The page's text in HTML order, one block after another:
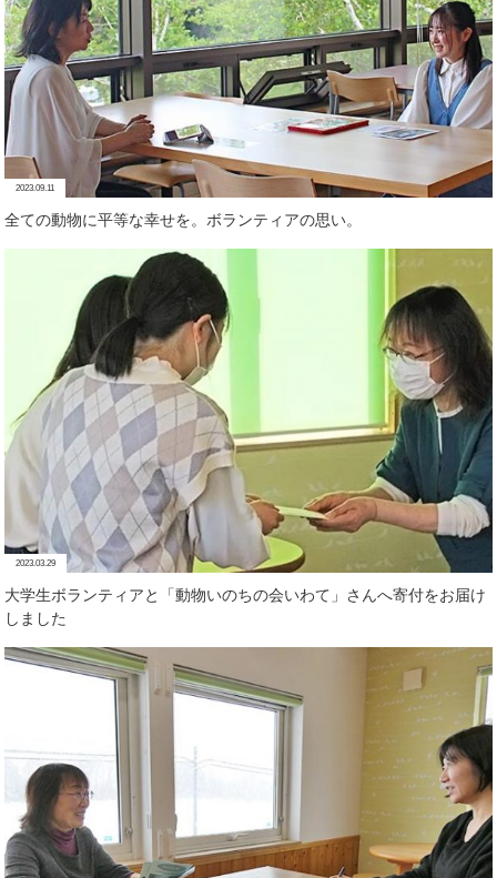
2023.09.11
全ての動物に平等な幸せを。ボランティアの思い。
2023.03.29
大学生ボランティアと「動物いのちの会いわて」さんへ寄付をお届け
しました